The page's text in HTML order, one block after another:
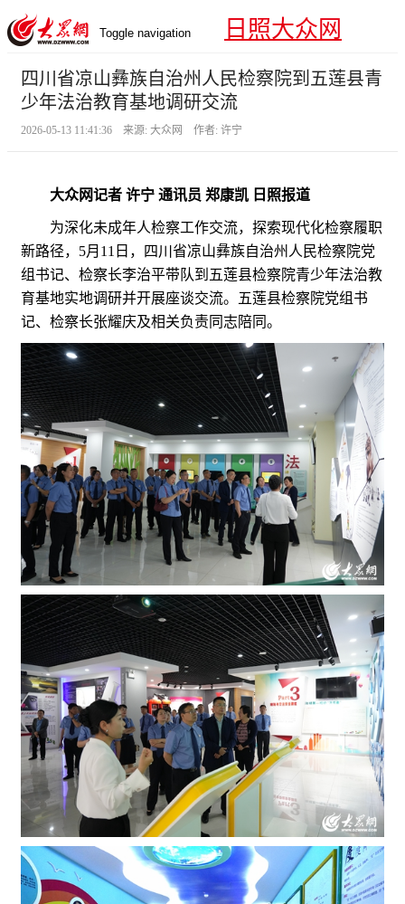
Toggle navigation 日照大众网
四川省凉山彝族自治州人民检察院到五莲县青
少年法治教育基地调研交流
2026-05-13 11:41:36 来源: 大众网 作者: 许宁
大众网记者 许宁 通讯员 郑康凯 日照报道
为深化未成年人检察工作交流，探索现代化检察履职
新路径，5月11日，四川省凉山彝族自治州人民检察院党
组书记、检察长李治平带队到五莲县检察院青少年法治教
育基地实地调研并开展座谈交流。五莲县检察院党组书
记、检察长张耀庆及相关负责同志陪同。